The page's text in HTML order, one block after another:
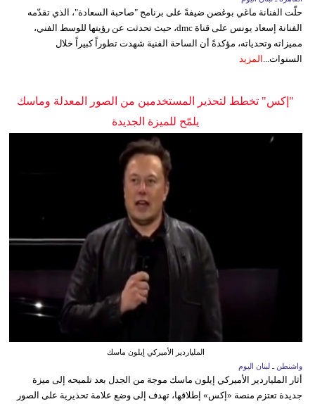
حلّت الفنانة ماغي بوغصن ضيفةً على برنامج "صاحبة السعادة"، الذي تقدّمه
الفنانة إسعاد يونس على قناة dmc، حيث تحدثت عن رؤيتها للوسط الفني،
مميزاته وتحدياته، مؤكدةً أن الساحة الفنية شهدت تطوراً كبيراً خلال
السنوات... المزيد
"إكس" تخطط لتحذير المستخدمين من الصور المعدلة وماسك
يلمّح للميزة الجديدة
الملياردير الأميركي إيلون ماسك
واشنطن ـ لبنان اليوم
أثار الملياردير الأميركي إيلون ماسك موجة من الجدل بعد تلميحه إلى ميزة
جديدة تعتزم منصة «إكس» إطلاقها، تهدف إلى وضع علامة تحذيرية على الصور